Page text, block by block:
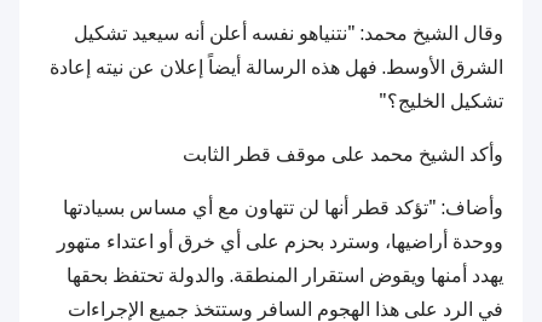
وقال الشيخ محمد: "نتنياهو نفسه أعلن أنه سيعيد تشكيل
الشرق الأوسط. فهل هذه الرسالة أيضاً إعلان عن نيته إعادة
تشكيل الخليج؟"
وأكد الشيخ محمد على موقف قطر الثابت
وأضاف: "تؤكد قطر أنها لن تتهاون مع أي مساس بسيادتها
ووحدة أراضيها، وسترد بحزم على أي خرق أو اعتداء متهور
يهدد أمنها ويقوض استقرار المنطقة. والدولة تحتفظ بحقها
في الرد على هذا الهجوم السافر وستتخذ جميع الإجراءات